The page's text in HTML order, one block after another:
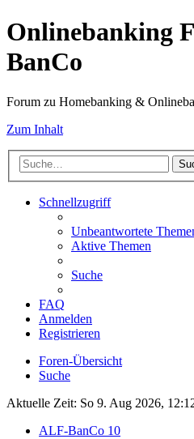
Onlinebanking
BanCo
Forum zu Homebanking &
Zum Inhalt
Schnellzugriff
Unbeantwortete
Aktive Themen
Suche
FAQ
Anmelden
Registrieren
Foren-Übersicht
Suche
Aktuelle Zeit: So 9. Aug 2026,
ALF-BanCo 10